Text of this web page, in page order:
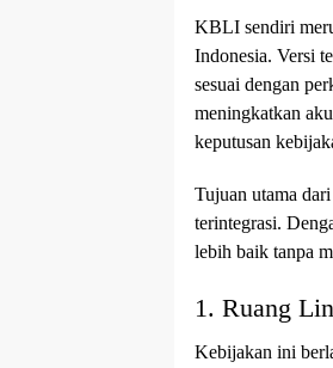
KBLI sendiri
Indonesia. Versi
sesuai dengan
meningkatkan
keputusan
Tujuan utama
terintegrasi.
lebih baik tanpa
1. Ruang
Kebijakan ini